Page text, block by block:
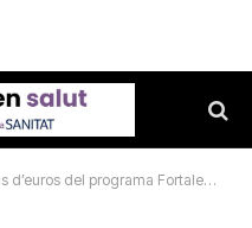
Fortalece-Salud per promoure la investigació biomèdica